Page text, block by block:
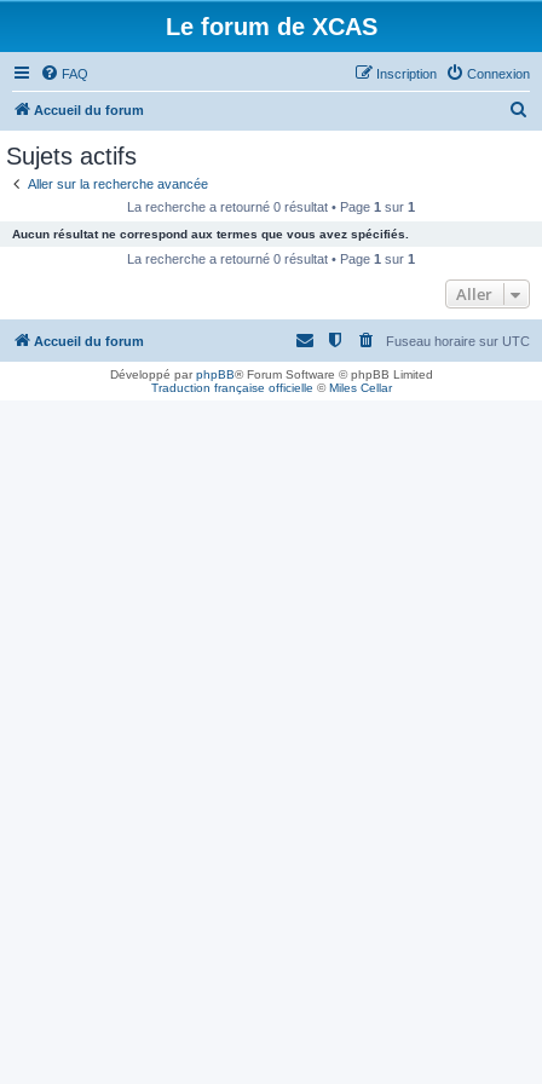
Le forum de XCAS
FAQ Connexion
Inscription
Accueil du forum
c
e
Sujets actifs
Aller sur la recherche avancée
La recherche a retourné 0 résultat • Page 1 sur 1
Aucun résultat ne correspond aux termes que vous avez spécifiés.
La recherche a retourné 0 résultat • Page 1 sur 1
Aller
Accueil du forum Fuseau horaire sur UTC
Développé parphpBB® Forum Software © phpBB Limited
Traduction française officielle ©Miles Cellar